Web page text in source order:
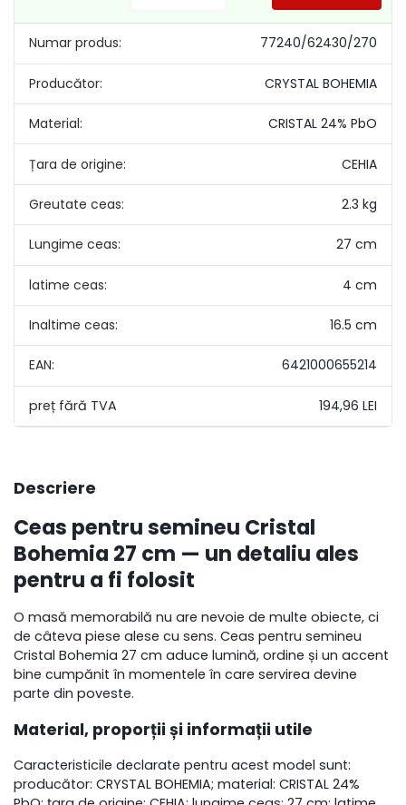
Numar produs: 77240/62430/270
Producător: CRYSTAL BOHEMIA
Material: CRISTAL 24% PbO
Țara de origine: CEHIA
Greutate ceas: 2.3 kg
Lungime ceas: 27 cm
latime ceas: 4 cm
Inaltime ceas: 16.5 cm
EAN: 6421000655214
194,96 LEI
Descriere
Ceas pentru semineu Cristal
Bohemia 27 cm — un detaliu ales
pentru a fi folosit
O masă memorabilă nu are nevoie de multe obiecte, ci
de câteva piese alese cu sens. Ceas pentru semineu
Cristal Bohemia 27 cm aduce lumină, ordine și un accent
bine cumpănit în momentele în care servirea devine
parte din poveste.
Material, proporții și informații utile
Caracteristicile declarate pentru acest model sunt:
producător: CRYSTAL BOHEMIA; material: CRISTAL 24%